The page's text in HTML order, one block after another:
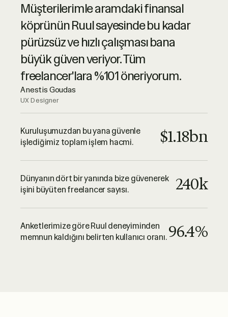
Ruul benim için üst düzey online
finansal hizmetin ve harika müşteri
desteğinin adı. Gerçek profesyoneller;
gönül rahatlığıyla tavsiye ederim.
Luciano Landaeta
Müşterilerimle aramdaki finansal
köprünün Ruul sayesinde bu kadar
pürüzsüz ve hızlı çalışması bana
büyük güven veriyor. Tüm
freelancer'lara %101 öneriyorum.
Anestis Goudas
UX Designer
Açıkçası tek söyleyebileceğim şey
Ruul'un son derece güvenilir olduğu
ve sundukları altyapının olağanüstü
çalıştığı. Harika iş çıkarıyorsunuz
çocuklar, teşekkürler!
Adrian Lazea
Kuruluşumuzdan bu yana güvenle
işlediğimiz toplam işlem hacmi.
$1.18bn
Dünyanın dört bir yanında bize güvenerek
işini büyüten freelancer sayısı.
240k
Anketlerimize göre Ruul deneyiminden
memnun kaldığını belirten kullanıcı oranı. 96.4%